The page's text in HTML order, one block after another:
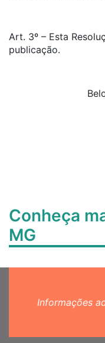
Art. 3º – Esta
publicação.
Conheça
MG
Informações